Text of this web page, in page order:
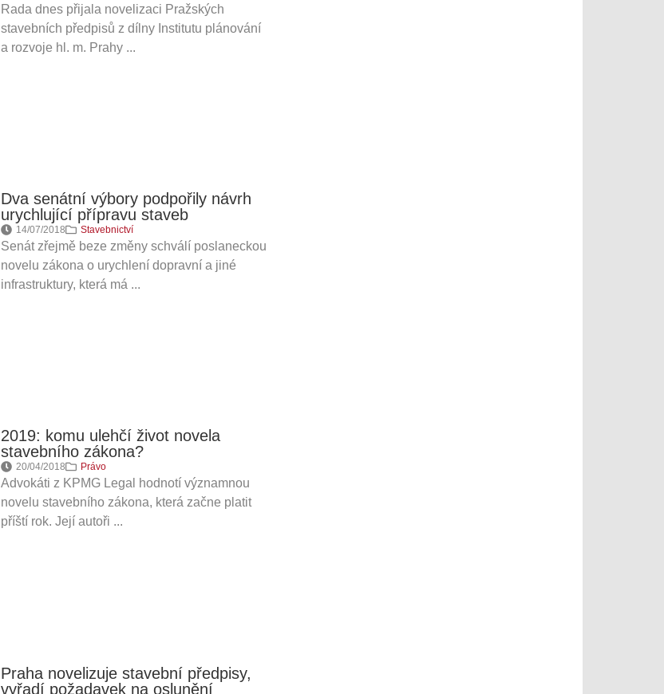
Rada dnes přijala novelizaci Pražských
stavebních předpisů z dílny Institutu plánování
a rozvoje hl. m. Prahy ...
Dva senátní výbory podpořily návrh
urychlující přípravu staveb
14/07/2018 Stavebnictví
Senát zřejmě beze změny schválí poslaneckou
novelu zákona o urychlení dopravní a jiné
infrastruktury, která má ...
2019: komu ulehčí život novela
stavebního zákona?
20/04/2018 Právo
Advokáti z KPMG Legal hodnotí významnou
novelu stavebního zákona, která začne platit
příští rok. Její autoři ...
Praha novelizuje stavební předpisy,
vyřadí požadavek na oslunění